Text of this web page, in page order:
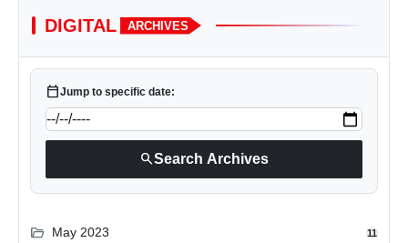
DIGITAL ARCHIVES
calendar_todayJump to specific date:
searchSearch Archives
folder_open May 2023 11